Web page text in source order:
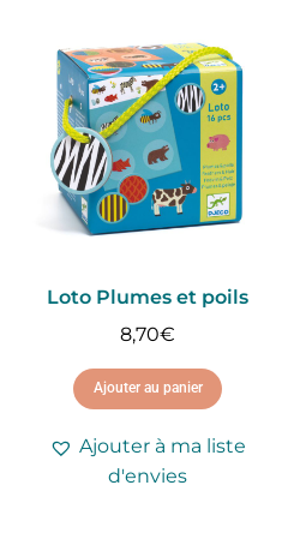
Loto Plumes et poils
8,70€
Ajouter au panier
Ajouter à ma liste
d'envies